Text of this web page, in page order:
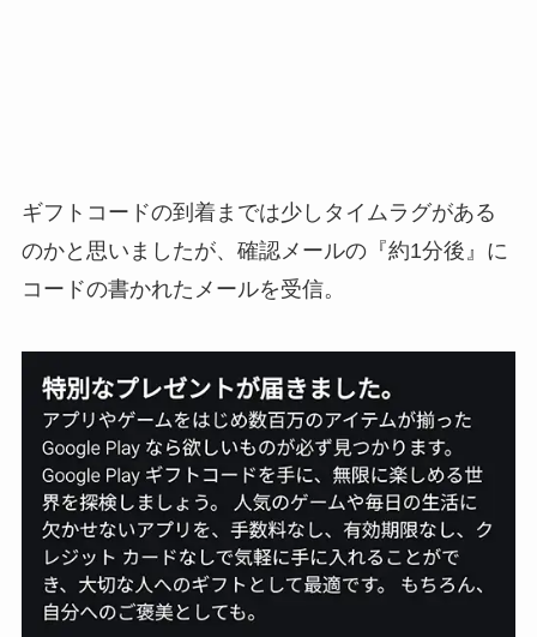
ギフトコードの到着までは少しタイムラグがある
のかと思いましたが、確認メールの『約1分後』に
コードの書かれたメールを受信。